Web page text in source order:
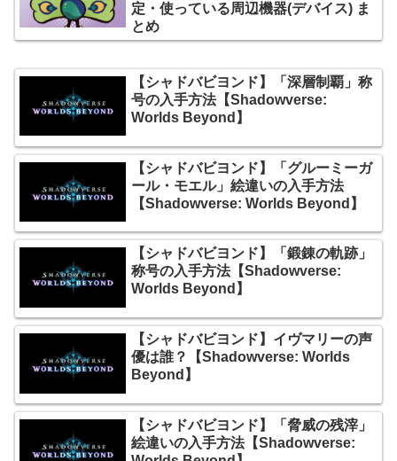
定・使っている周辺機器(デバイス) ま
とめ
【シャドバビヨンド】「深層制覇」称
号の入手方法【Shadowverse:
Worlds Beyond】
【シャドバビヨンド】「グルーミーガ
ール・モエル」絵違いの入手方法
【Shadowverse: Worlds Beyond】
【シャドバビヨンド】「鍛錬の軌跡」
称号の入手方法【Shadowverse:
Worlds Beyond】
【シャドバビヨンド】イヴマリーの声
優は誰？【Shadowverse: Worlds
Beyond】
【シャドバビヨンド】「脅威の残滓」
絵違いの入手方法【Shadowverse: